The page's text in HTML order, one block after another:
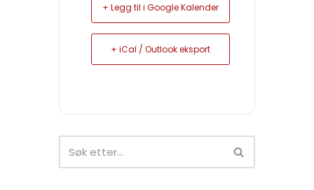
+ Legg til i Google Kalender
+ iCal / Outlook eksport